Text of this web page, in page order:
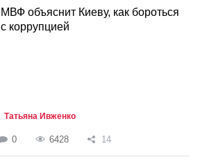
МВФ объяснит Киеву, как бороться
с коррупцией
Татьяна Ивженко
0 6428 14